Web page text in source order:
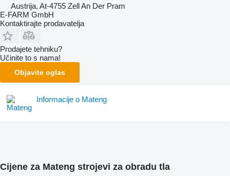
Austrija, At-4755 Zell An Der Pram
E-FARM GmbH
Kontaktirajte prodavatelja
Prodajete tehniku?
Učinite to s nama!
Objavite oglas
Informacije o Mateng
Cijene za Mateng strojevi za obradu tla